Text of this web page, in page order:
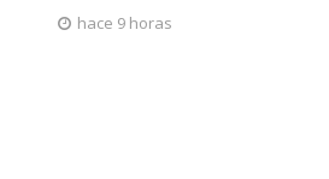
hace 9 horas